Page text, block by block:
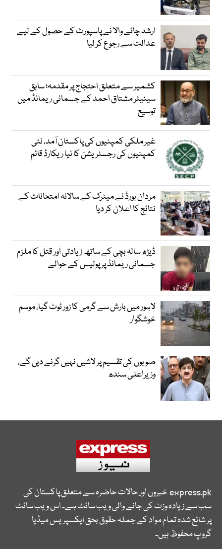
ارشد چائے والا نے پاسپورٹ کے حصول کے لیے
عدالت سے رجوع کر لیا
کشمیر سے متعلق احتجاج پر مقدمہ؛ سابق
سینیٹر مشتاق احمد کے جسمانی ریمانڈ میں
توسیع
غیر ملکی کمپنیوں کی پاکستان آمد، نئی
کمپنیوں کی رجسٹریشن کا نیا ریکارڈ قائم
مردان بورڈ نے میٹرک کے سالانہ امتحانات کے
نتائج کا اعلان کر دیا
ڈیڑھ سالہ بچی کے ساتھ زیادتی اور قتل کا ملزم
جسمانی ریمانڈ پر پولیس کے حوالے
لاہور میں بارش سے گرمی کا زور ٹوٹ گیا، موسم
خوشگوار
صوبوں کی تقسیم پر لاشیں نہیں گرنے دیں گے،
وزیراعلیٰ سندھ
express.pkخبروں اور حالات حاضرہ سے متعلق پاکستان کی
سب سے زیادہ وزٹ کی جانے والی ویب سائٹ ہے۔ اس ویب سائٹ
پر شائع شدہ تمام مواد کے جملہ حقوق بحق ایکسپریس میڈیا
گروپ محفوظ ہیں۔